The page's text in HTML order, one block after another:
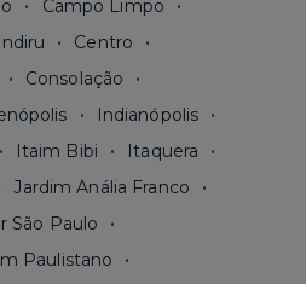
Campo Limpo
Centro
Consolação
Indianópolis
Itaim Bibi
Itaquera
Jardim Anália Franco
São Paulo
Paulistano